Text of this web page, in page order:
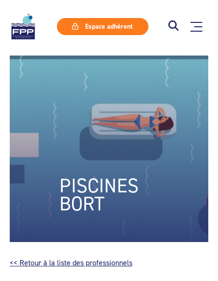
Espace adhérent
PISCINES
BORT
<< Retour à la liste des professionnels